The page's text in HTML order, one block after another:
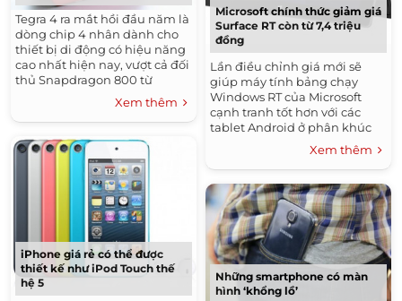
Tegra 4 ra mắt hồi đầu năm là
dòng chip 4 nhân dành cho
thiết bị di động có hiệu năng
cao nhất hiện nay, vượt cả đối
thủ Snapdragon 800 từ
Xem thêm
iPhone giá rẻ có thể được
thiết kế như iPod Touch thế
hệ 5
Microsoft chính thức giảm giá
Surface RT còn từ 7,4 triệu
đồng
Lần điều chỉnh giá mới sẽ
giúp máy tính bảng chạy
Windows RT của Microsoft
cạnh tranh tốt hơn với các
tablet Android ở phân khúc
Xem thêm
Những smartphone có màn
hình ‘khổng lồ’